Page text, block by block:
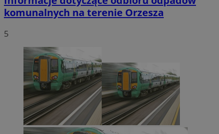
komunalnych na terenie Orzesza
5